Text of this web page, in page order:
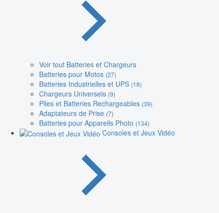
Voir tout Batteries et Chargeurs
Batteries pour Motos (27)
Batteries Industrielles et UPS (18)
Chargeurs Universels (9)
Piles et Batteries Rechargeables (39)
Adaptateurs de Prise (7)
Batteries pour Appareils Photo (134)
Consoles et Jeux Vidéo